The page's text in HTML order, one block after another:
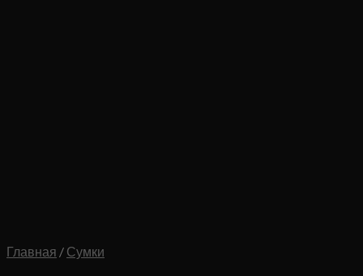
Главная / Сумки